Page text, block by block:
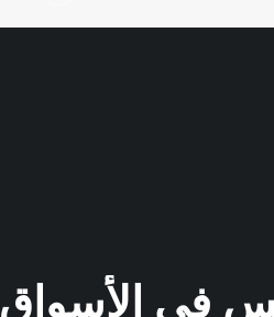
في الأسواق